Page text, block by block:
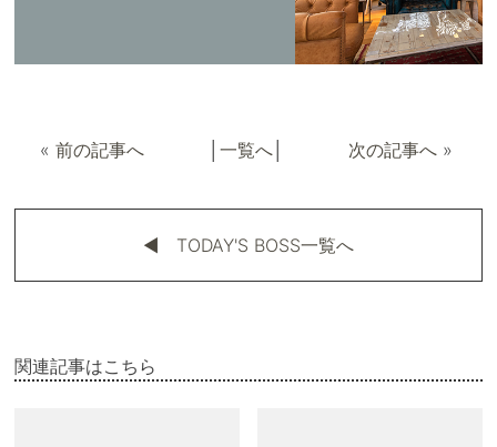
« 前の記事へ 一覧へ│ 次の記事へ»
◀︎ TODAY'S BOSS一覧へ
関連記事はこちら